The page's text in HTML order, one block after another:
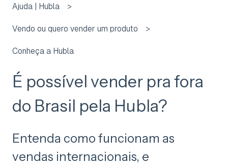
Ajuda | Hubla
Vendo ou quero vender um produto
Conheça a Hubla
É possível vender pra fora
do Brasil pela Hubla?
Entenda como funcionam as
vendas internacionais, e